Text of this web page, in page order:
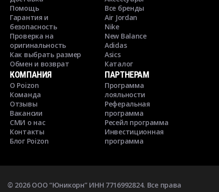
Помощь
Гарантия и
безопасность
Проверка на
оригинальность
Как выбрать размер
Обмен и возврат
Все бренды
Air Jordan
Nike
New Balance
Adidas
Asics
Каталог
КОМПАНИЯ
О Poizon
Команда
Отзывы
Вакансии
СМИ о нас
Контакты
Блог Poizon
ПАРТНЕРАМ
Программа
лояльности
Реферальная
программа
Ресейл программа
Инвестиционная
программа
© 2026ООО “Юникорн” ИНН 7716992824. Все права